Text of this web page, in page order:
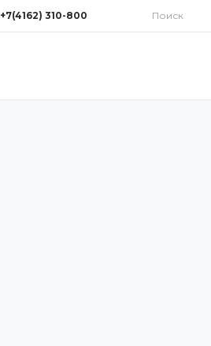
+7(4162) 310-800 Поиск